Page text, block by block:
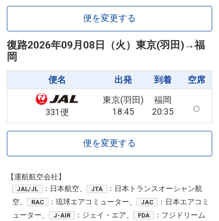
便を変更する
復路2026年09月08日（火） 東京(羽田) →福
岡
便名 出発 到着 空席
331便
東京(羽田)
18:45
福岡
20:35
便を変更する
【運航航空会社】
JAL/JL ：日本航空、 JTA
：日本トランスオーシャン航
空、
RAC ：琉球エアコミューター、 JAC
：日本エアコミ
ューター、
J-AIR ：ジェイ・エア、 FDA
：フジドリーム